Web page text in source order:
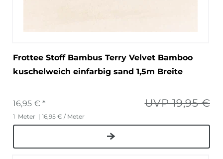
Frottee Stoff Bambus Terry Velvet Bamboo
kuschelweich einfarbig sand 1,5m Breite
UVP 19,95 €
16,95 € *
1 Meter | 16,95 € / Meter